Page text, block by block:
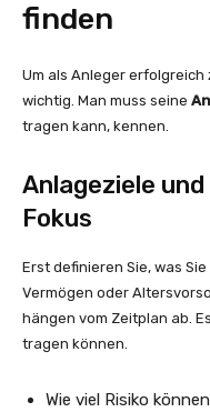
finden
Um als Anleger erfolgreich
wichtig. Man muss seine
tragen kann, kennen.
Anlageziele
Fokus
Erst definieren Sie, was
Vermögen oder
hängen vom Zeitplan ab.
tragen können.
Wie viel Risiko